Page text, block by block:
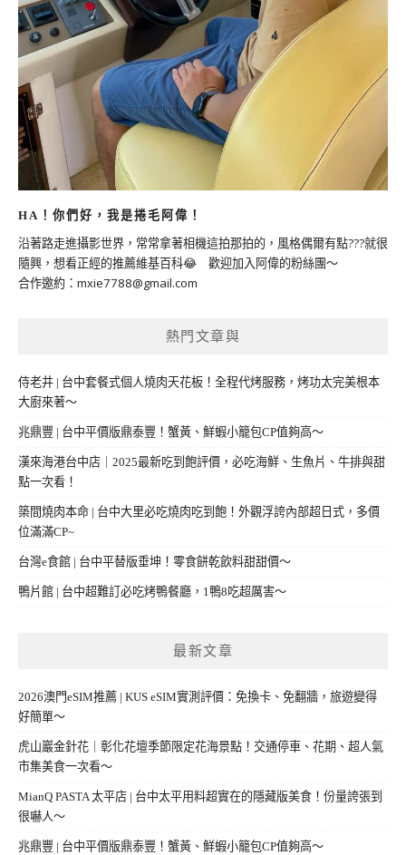
HA！你們好，我是捲毛阿偉！
沿著路走進攝影世界，常常拿著相機這拍那拍的，風格偶爾有點???就很
隨興，想看正經的推薦維基百科😂 歡迎加入阿偉的粉絲團～
合作邀約： mxie7788@gmail.com
熱門文章與
侍老井 | 台中套餐式個人燒肉天花板！全程代烤服務，烤功太完美根本
大廚來著～
兆鼎豐 | 台中平價版鼎泰豐！蟹黃、鮮蝦小籠包CP值夠高～
漢來海港台中店｜2025最新吃到飽評價，必吃海鮮、生魚片、牛排與甜
點一次看！
築間燒肉本命 | 台中大里必吃燒肉吃到飽！外觀浮誇內部超日式，多價
位滿滿CP~
台灣e食館 | 台中平替版垂坤！零食餅乾飲料甜甜價～
鴨片館 | 台中超難訂必吃烤鴨餐廳，1鴨8吃超厲害～
最新文章
2026澳門eSIM推薦 | KUS eSIM實測評價：免換卡、免翻牆，旅遊變得
好簡單～
虎山巖金針花｜彰化花壇季節限定花海景點！交通停車、花期、超人氣
市集美食一次看～
MianQ PASTA 太平店 | 台中太平用料超實在的隱藏版美食！份量誇張到
很嚇人～
兆鼎豐 | 台中平價版鼎泰豐！蟹黃、鮮蝦小籠包CP值夠高～